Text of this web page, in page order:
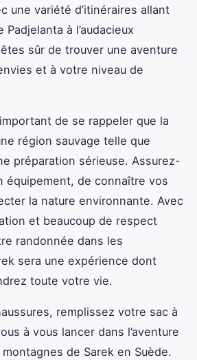
une variété d’itinéraires allant
à l’audacieux
sûr de trouver une aventure
et à votre niveau de
de se rappeler que la
région sauvage telle que
préparation sérieuse. Assurez-
équipement, de connaître vos
la nature environnante. Avec
et beaucoup de respect
randonnée dans les
sera une expérience dont
toute votre vie.
remplissez votre sac à
à vous lancer dans l’aventure
montagnes de Sarek en Suède.